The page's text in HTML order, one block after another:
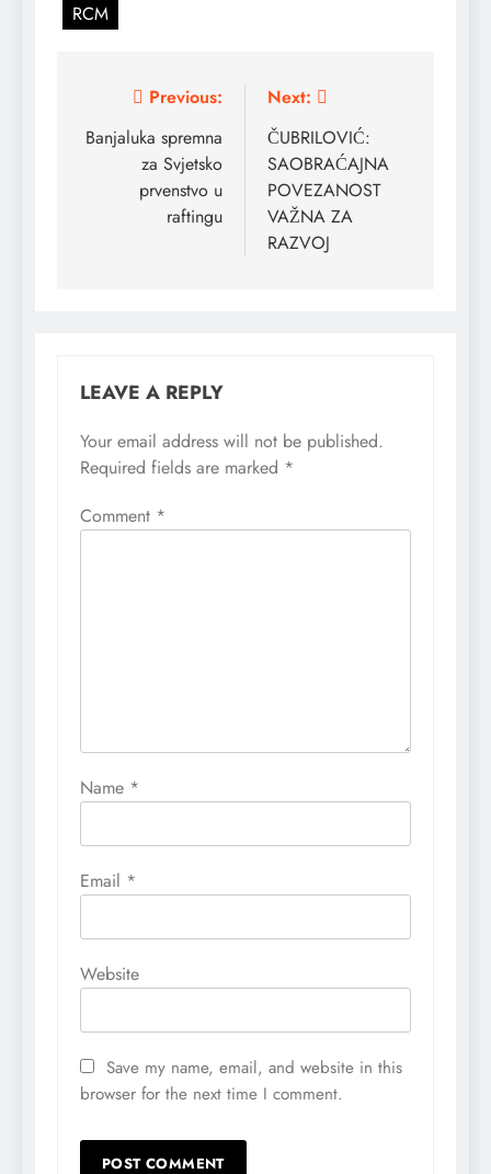
RCM
navigation
Previous:
Banjaluka spremna
za Svjetsko
prvenstvo u
raftingu
Next:
ČUBRILOVIĆ:
SAOBRAĆAJNA
POVEZANOST
VAŽNA ZA
RAZVOJ
LEAVE A REPLY
Your email address will not be published.
Required fields are marked *
Comment *
Name *
Email *
Website
Save my name, email, and website in this
browser for the next time I comment.